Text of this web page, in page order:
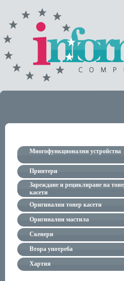
Многофункционални устройства
Принтери
Зареждане и рециклиране на
касети
Оригинални тонер касети
Оригинални мастила
Скенери
Втора употреба
Хартия